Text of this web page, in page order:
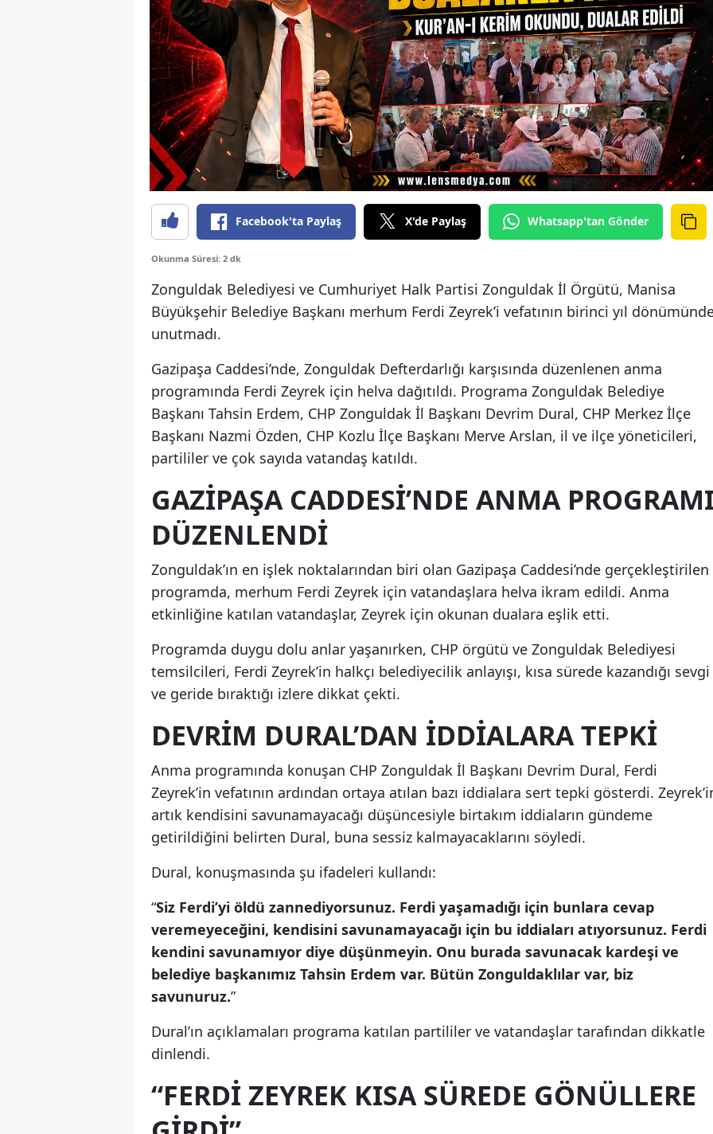
Facebook'ta Paylaş X'de Paylaş Whatsapp'tan Gönder
Okunma Süresi: 2 dk
Zonguldak Belediyesi ve Cumhuriyet Halk Partisi Zonguldak İl Örgütü, Manisa
Büyükşehir Belediye Başkanı merhum Ferdi Zeyrek’i vefatının birinci yıl
unutmadı.
Gazipaşa Caddesi’nde, Zonguldak Defterdarlığı karşısında düzenlenen anma
programında Ferdi Zeyrek için helva dağıtıldı. Programa Zonguldak Belediye
Başkanı Tahsin Erdem, CHP Zonguldak İl Başkanı Devrim Dural, CHP Merkez İlçe
Başkanı Nazmi Özden, CHP Kozlu İlçe Başkanı Merve Arslan, il ve ilçe yöneticileri,
partililer ve çok sayıda vatandaş katıldı.
GAZİPAŞA CADDESİ’NDE ANMA
DÜZENLENDİ
Zonguldak’ın en işlek noktalarından biri olan Gazipaşa Caddesi’nde gerçekleştirilen
programda, merhum Ferdi Zeyrek için vatandaşlara helva ikram edildi. Anma
etkinliğine katılan vatandaşlar, Zeyrek için okunan dualara eşlik etti.
Programda duygu dolu anlar yaşanırken, CHP örgütü ve Zonguldak Belediyesi
temsilcileri, Ferdi Zeyrek’in halkçı belediyecilik anlayışı, kısa sürede kazandığı sevgi
ve geride bıraktığı izlere dikkat çekti.
DEVRİM DURAL’DAN İDDİALARA TEPKİ
Anma programında konuşan CHP Zonguldak İl Başkanı Devrim Dural, Ferdi
Zeyrek’in vefatının ardından ortaya atılan bazı iddialara sert tepki gösterdi.
artık kendisini savunamayacağı düşüncesiyle birtakım iddiaların gündeme
getirildiğini belirten Dural, buna sessiz kalmayacaklarını söyledi.
Dural, konuşmasında şu ifadeleri kullandı:
“Siz Ferdi’yi öldü zannediyorsunuz. Ferdi yaşamadığı için bunlara cevap
veremeyeceğini, kendisini savunamayacağı için bu iddiaları atıyorsunuz. Ferdi
kendini savunamıyor diye düşünmeyin. Onu burada savunacak kardeşi ve
belediye başkanımız Tahsin Erdem var. Bütün Zonguldaklılar var, biz
savunuruz.”
Dural’ın açıklamaları programa katılan partililer ve vatandaşlar tarafından dikkatle
dinlendi.
“FERDİ ZEYREK KISA SÜREDE GÖNÜLLERE